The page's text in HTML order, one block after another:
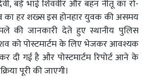
बड़े भाई शिववीर और बहन नीतू का रो-
का हर शख्स इस होनहार युवक की असमय
की जानकारी देते हुए स्थानीय पुलिस
शव को पोस्टमार्टम के लिए भेजकर आवश्यक
दी गई है और पोस्टमार्टम रिपोर्ट आने के
पूरी की जाएगी।